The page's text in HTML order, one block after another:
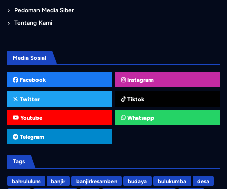
Pedoman Media Siber
Tentang Kami
Media Sosial
Facebook Instagram
Twitter Tiktok
Youtube Whatsapp
Telegram
Tags
bahrululum banjir banjirkesamben budaya bulukumba desa